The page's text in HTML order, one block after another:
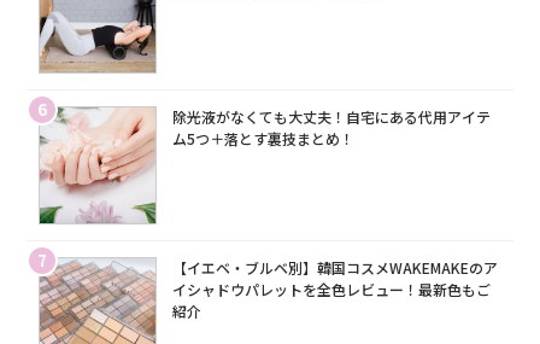
6
除光液がなくても大丈夫！自宅にある代用アイテ
ム5つ＋落とす裏技まとめ！
7
【イエベ・ブルベ別】韓国コスメWAKEMAKEのア
イシャドウパレットを全色レビュー！最新色もご
紹介